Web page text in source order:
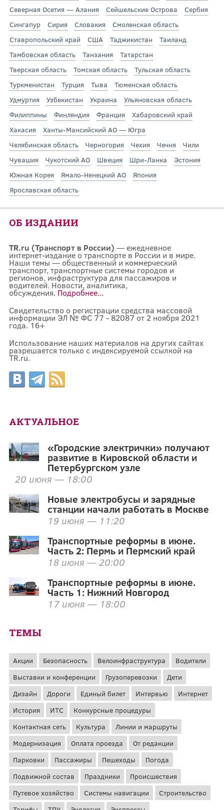
Северная Осетия — Алания
Сейшельские Острова
Сербия
Сингапур
Сирия Словакия
Смоленская область
Ставропольский край
США Таджикистан
Таиланд
Тамбовская область
Танзания
Татарстан
Тверская область
Томская область
Тульская область
Туркменистан
Турция Тыва
Тюменская область
Удмуртия
Узбекистан Украина
Ульяновская область
Филиппины
Финляндия Франция
Хабаровский край
Хакасия
Ханты-Мансийский АО — Югра
Челябинская область
Черногория Чехия Чечня
Чили
Чувашия
Чукотский АО Швеция Шри-Ланка
Эстония
Южная Корея
Ямало-Ненецкий АО
Япония
Ярославская область
ОБ ИЗДАНИИ
TR.ru (Транспорт в России) — ежедневное
интернет-издание о транспорте в России и в мире.
Наши темы — общественный и коммерческий
транспорт, транспортные системы городов и
регионов, инфраструктура для пассажиров и
водителей. Новости, аналитика,
обсуждения. Подробнее...
Свидетельство о регистрации средства массовой
информации ЭЛ № ФС 77 - 82087 от 2 ноября 2021
года. 16+
Использование наших материалов на других сайтах
разрешается только с индексируемой ссылкой на
TR.ru.
АКТУАЛЬНОЕ
«Городские электрички» получают
развитие в Кировской области и
Петербургском узле
20 июня — 18:00
Новые электробусы и зарядные
станции начали работать в Москве
19 июня — 11:20
Транспортные реформы в июне.
Часть 2: Пермь и Пермский край
18 июня — 20:00
Транспортные реформы в июне.
Часть 1: Нижний Новгород
17 июня — 18:00
ТЕМЫ
Акции Безопасность Велоинфраструктура
Водители
Выставки и конференции
Грузоперевозки
Дети
Дизайн
Дороги Единый билет Интервью
Интернет
История
ИТС
Конкурсные процедуры
Контактная сеть
Культура
Линии и маршруты
Модернизация
Оплата проезда
От редакции
Парковки
Пассажиры Пешеходы
Погода
Подвижной состав
Праздники
Происшествия
Путевое хозяйство
Системы навигации
Строительство